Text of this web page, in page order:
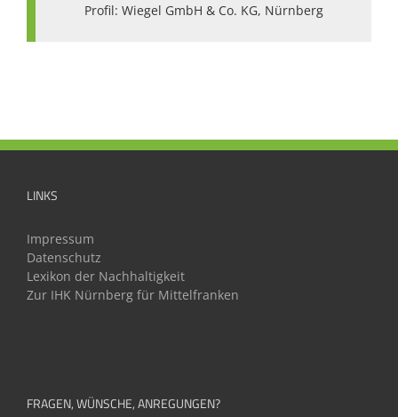
Profil: Wiegel GmbH & Co. KG, Nürnberg
LINKS
Impressum
Datenschutz
Lexikon der Nachhaltigkeit
Zur IHK Nürnberg für Mittelfranken
FRAGEN, WÜNSCHE, ANREGUNGEN?